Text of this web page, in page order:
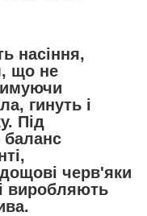
насіння,
що не
гинуть і
Під
баланс
черв'яки
виробляють